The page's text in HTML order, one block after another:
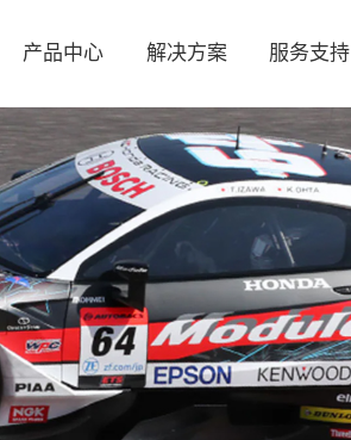
产品中心 解决方案 服务支持